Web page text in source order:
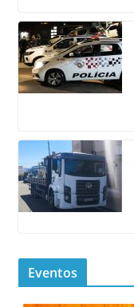
Eventos